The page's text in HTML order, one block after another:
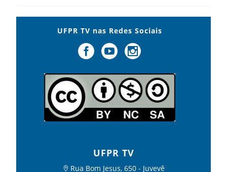
UFPR TV nas Redes Sociais
UFPR TV
Rua Bom Jesus, 650 - Juvevê